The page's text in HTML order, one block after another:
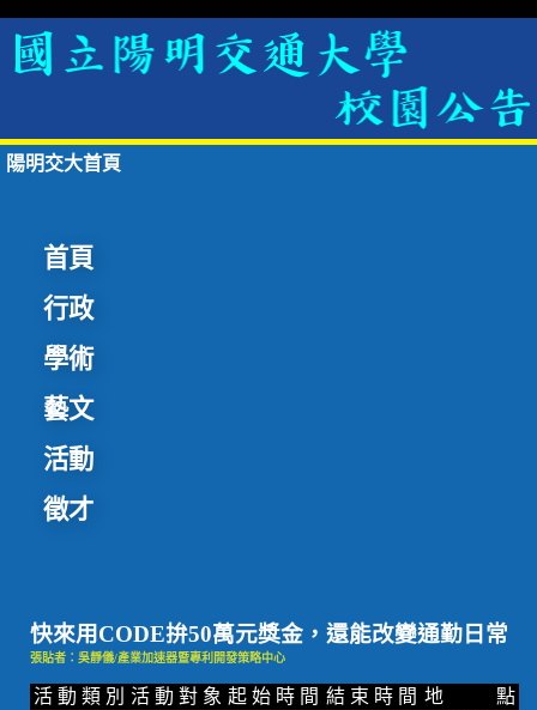
陽明交大首頁
首頁
行政
學術
藝文
活動
徵才
快來用CODE拚50萬元獎金，還能改變通勤日常
張貼者：吳靜儀/產業加速器暨專利開發策略中心
活 動 類 別 活 動 對 象 起 始 時 間 結 束 時 間 地 點